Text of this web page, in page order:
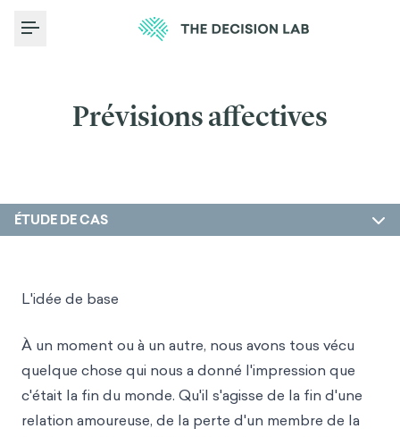
Toggle Menu
Prévisions affectives
ÉTUDE DE CAS
L'idée de base
À un moment ou à un autre, nous avons tous vécu
quelque chose qui nous a donné l'impression que
c'était la fin du monde. Qu'il s'agisse de la fin d'une
relation amoureuse, de la perte d'un membre de la